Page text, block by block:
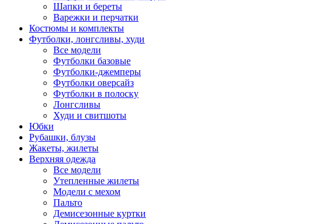
Шапки и береты
Варежки и перчатки
Костюмы и комплекты
Футболки, лонгсливы, худи
Все модели
Футболки базовые
Футболки-джемперы
Футболки оверсайз
Футболки в полоску
Лонгсливы
Худи и свитшоты
Юбки
Рубашки, блузы
Жакеты, жилеты
Верхняя одежда
Все модели
Утепленные жилеты
Модели с мехом
Пальто
Демисезонные куртки